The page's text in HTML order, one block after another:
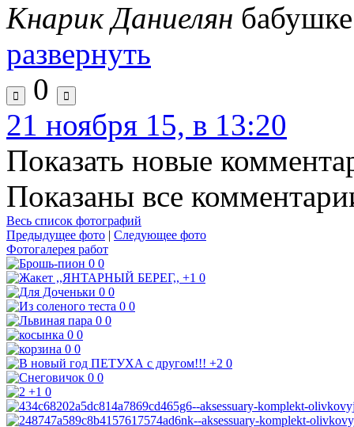
Кнарик Даниелян
развернуть
0
21 ноября 15, в 13:20
Показать новые
Показаны все
Весь список фотографий
Предыдущее фото | Следующее фото
Фотогалерея работ
0 0
+1 0
0 0
0 0
0 0
0 0
0 0
+2 0
0 0
+1 0